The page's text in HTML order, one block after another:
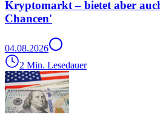
Kryptomarkt – bietet aber
Chancen'
04.08.2026
2 Min. Lesedauer